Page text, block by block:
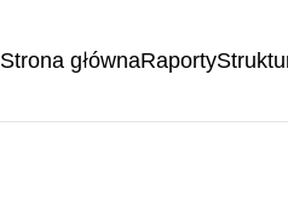
Strona głównaRaporty